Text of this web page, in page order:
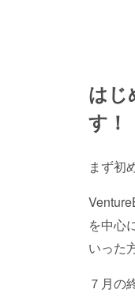
はじ
す！
まず初
を中心
いった
７月の